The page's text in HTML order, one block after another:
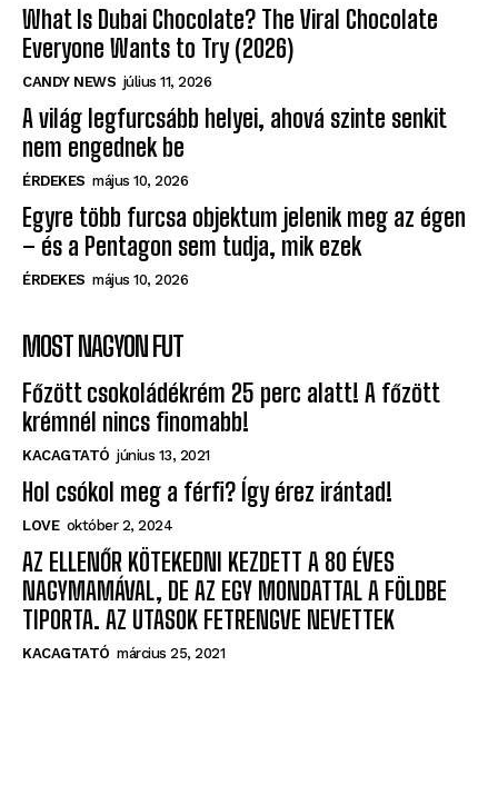
What Is Dubai Chocolate? The Viral Chocolate
Everyone Wants to Try (2026)
CANDY NEWS július 11, 2026
A világ legfurcsább helyei, ahová szinte senkit
nem engednek be
ÉRDEKES május 10, 2026
Egyre több furcsa objektum jelenik meg az égen
– és a Pentagon sem tudja, mik ezek
ÉRDEKES május 10, 2026
MOST NAGYON FUT
Főzött csokoládékrém 25 perc alatt! A főzött
krémnél nincs finomabb!
KACAGTATÓ június 13, 2021
Hol csókol meg a férfi? Így érez irántad!
LOVE október 2, 2024
AZ ELLENŐR KÖTEKEDNI KEZDETT A 80 ÉVES
NAGYMAMÁVAL, DE AZ EGY MONDATTAL A FÖLDBE
TIPORTA. AZ UTASOK FETRENGVE NEVETTEK
KACAGTATÓ március 25, 2021